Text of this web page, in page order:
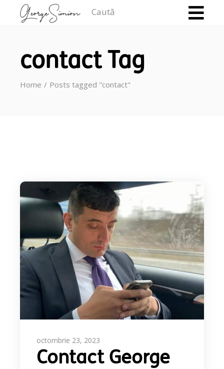
contact Tag
Home Posts tagged "contact"
octombrie 23, 2023
Contact George